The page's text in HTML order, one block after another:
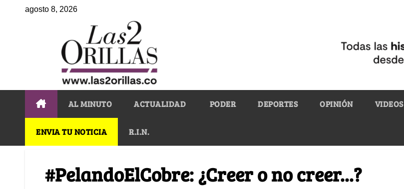
agosto 8, 2026
AL MINUTO ACTUALIDAD PODER DEPORTES OPINIÓN VIDEOS
ENVIA TU NOTICIA R.I.N.
#PelandoElCobre: ¿Creer o no creer...?